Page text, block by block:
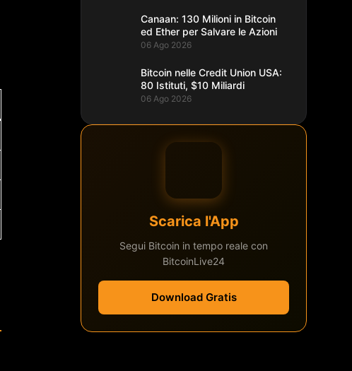
Canaan: 130 Milioni in Bitcoin
ed Ether per Salvare le Azioni
06 Ago 2026
Bitcoin nelle Credit Union USA:
80 Istituti, $10 Miliardi
06 Ago 2026
Scarica l'App
Segui Bitcoin in tempo reale con
BitcoinLive24
Download Gratis